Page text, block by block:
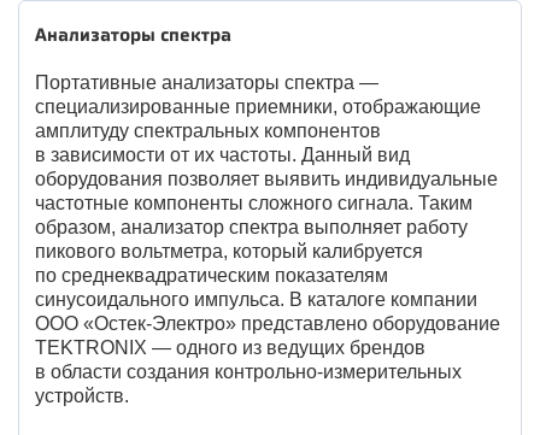
Анализаторы спектра
Портативные анализаторы спектра —
специализированные приемники, отображающие
амплитуду спектральных компонентов
в зависимости от их частоты. Данный вид
оборудования позволяет выявить индивидуальные
частотные компоненты сложного сигнала. Таким
образом, анализатор спектра выполняет работу
пикового вольтметра, который калибруется
по среднеквадратическим показателям
синусоидального импульса. В каталоге компании
ООО «Остек-Электро» представлено оборудование
TEKTRONIX — одного из ведущих брендов
в области создания контрольно-измерительных
устройств.